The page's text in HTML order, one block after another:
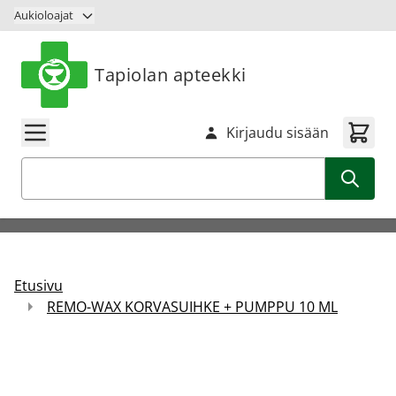
Siirry sisältöön
Aukioloajat
Tapiolan apteekki
Kirjaudu sisään
Etusivu
REMO-WAX KORVASUIHKE + PUMPPU 10 ML